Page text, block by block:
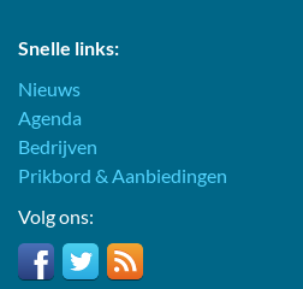
Snelle links:
Nieuws
Agenda
Bedrijven
Prikbord & Aanbiedingen
Volg ons: